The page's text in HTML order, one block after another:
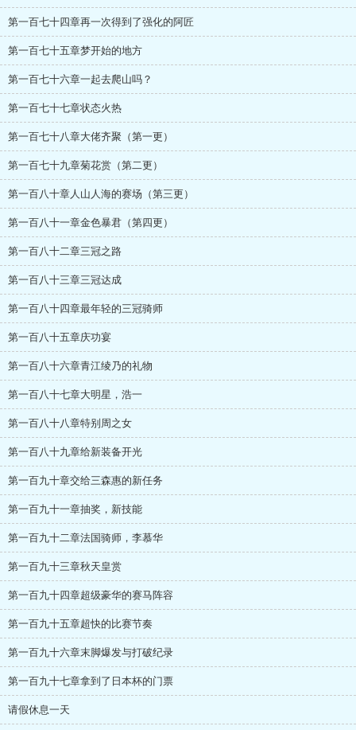
第一百七十四章再一次得到了强化的阿匠
第一百七十五章梦开始的地方
第一百七十六章一起去爬山吗？
第一百七十七章状态火热
第一百七十八章大佬齐聚（第一更）
第一百七十九章菊花赏（第二更）
第一百八十章人山人海的赛场（第三更）
第一百八十一章金色暴君（第四更）
第一百八十二章三冠之路
第一百八十三章三冠达成
第一百八十四章最年轻的三冠骑师
第一百八十五章庆功宴
第一百八十六章青江绫乃的礼物
第一百八十七章大明星，浩一
第一百八十八章特别周之女
第一百八十九章给新装备开光
第一百九十章交给三森惠的新任务
第一百九十一章抽奖，新技能
第一百九十二章法国骑师，李慕华
第一百九十三章秋天皇赏
第一百九十四章超级豪华的赛马阵容
第一百九十五章超快的比赛节奏
第一百九十六章末脚爆发与打破纪录
第一百九十七章拿到了日本杯的门票
请假休息一天